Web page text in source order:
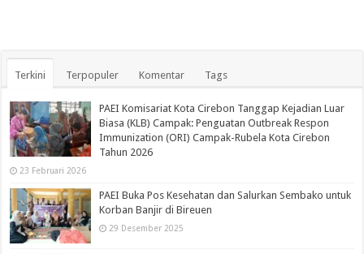
Terkini Terpopuler Komentar Tags
PAEI Komisariat Kota Cirebon Tanggap Kejadian Luar
Biasa (KLB) Campak: Penguatan Outbreak Respon
Immunization (ORI) Campak-Rubela Kota Cirebon
Tahun 2026
23 Februari 2026
PAEI Buka Pos Kesehatan dan Salurkan Sembako untuk
Korban Banjir di Bireuen
29 Desember 2025